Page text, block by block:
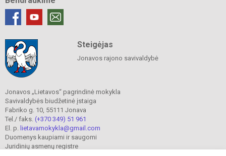
Steigėjas
Jonavos rajono savivaldybė
Jonavos „Lietavos“ pagrindinė mokykla
Savivaldybės biudžetinė įstaiga
Fabriko g. 10, 55111 Jonava
Tel./ faks. (+370 349) 51 961
El. p. lietavamokykla@gmail.com
Duomenys kaupiami ir saugomi
Juridinių asmenų registre